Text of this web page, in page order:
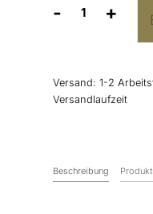
-
Aufkleber
Menge
+
Versand: 1-2
Versandlaufzeit
Beschreibung